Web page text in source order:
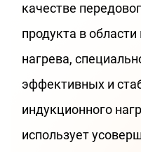
качестве
продукта в
нагрева,
эффективных и
индукционного
использует